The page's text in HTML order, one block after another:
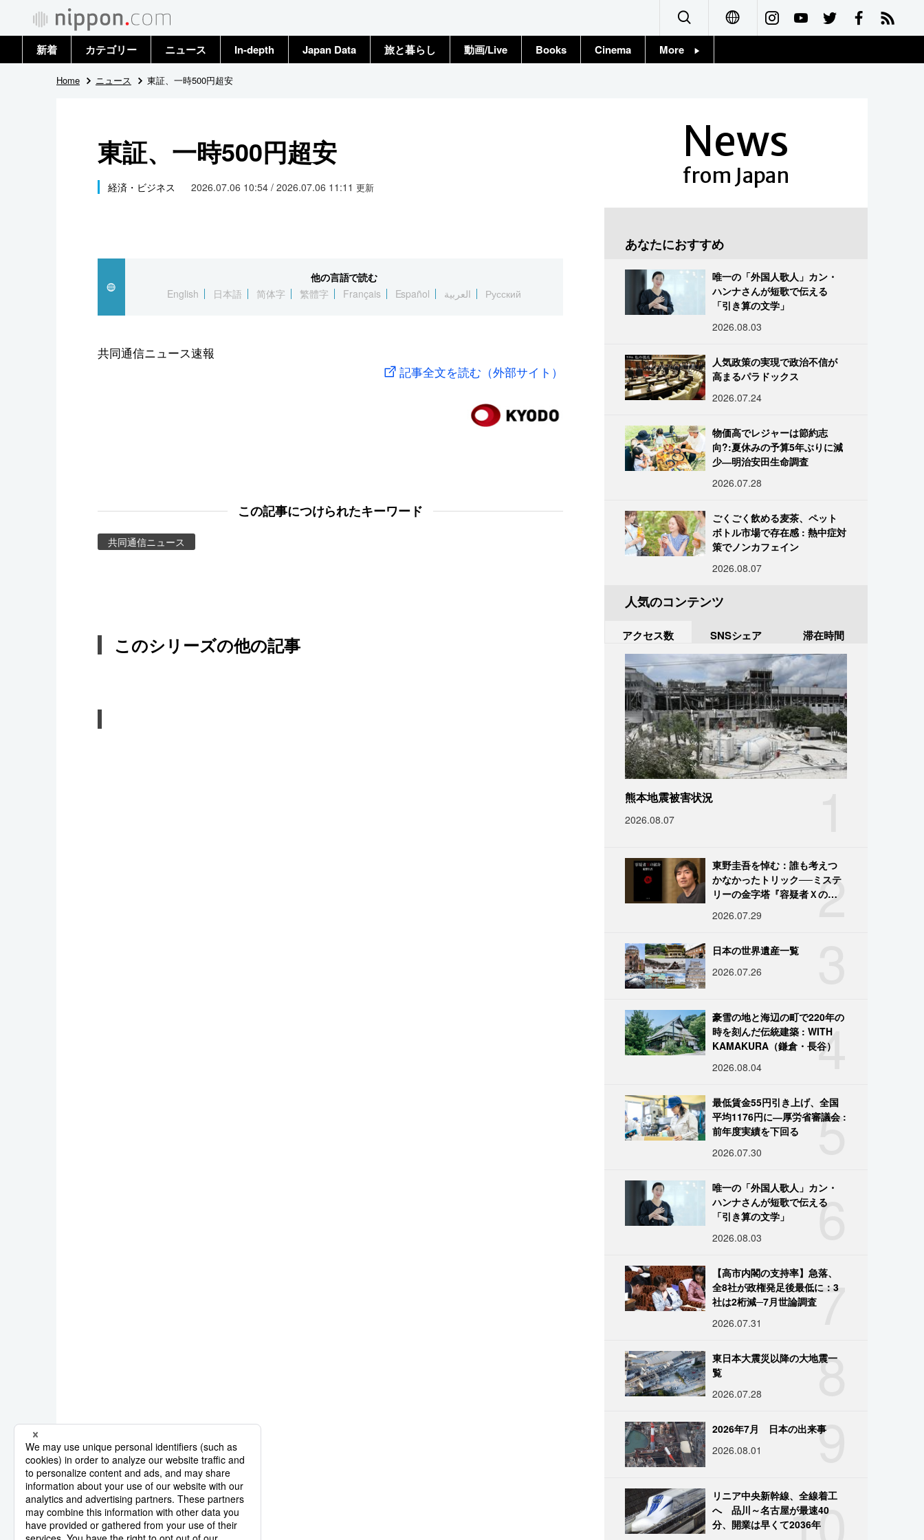
Français
新着 カテゴリー
政治・外交
国際
科学・技術
暮らし
ニュース
トップ
In-depth Japan Data 旅と暮らし 動画/Live Books Cinema More
Home ニュース 東証、一時500円超安
東証、一時500円超安
経済・ビジネス 2026.07.06 10:54 / 2026.07.06 11:11 更新
他の言語で読む
English
日本語 简体字 繁體字 Français Español العربية Русский
共同通信ニュース速報
記事全文を読む（外部サイト）
この記事につけられたキーワード
共同通信ニュース
このシリーズの他の記事
News
from Japan
あなたにおすすめ
唯一の「外国人歌人」カン・
ハンナさんが短歌で伝える
「引き算の文学」
2026.08.03
人気政策の実現で政治不信が
高まるパラドックス
2026.07.24
物価高でレジャーは節約志
向?:夏休みの予算5年ぶりに減
少―明治安田生命調査
2026.07.28
ごくごく飲める麦茶、ペット
ボトル市場で存在感 : 熱中症対
策でノンカフェイン
2026.08.07
人気のコンテンツ
アクセス数 SNSシェア 滞在時間
熊本地震被害状況
2026.08.07
2
東野圭吾を悼む：誰も考えつ
かなかったトリック──ミステ
リーの金字塔『容疑者Ｘの献
2026.07.29
日本の世界遺産一覧
2026.07.26
4
豪雪の地と海辺の町で220年の
時を刻んだ伝統建築 : WITH
KAMAKURA（鎌倉・長谷）
2026.08.04
5
最低賃金55円引き上げ、全国
平均1176円に―厚労省審議会 :
前年度実績を下回る
2026.07.30
6
唯一の「外国人歌人」カン・
ハンナさんが短歌で伝える
「引き算の文学」
2026.08.03
7
【高市内閣の支持率】急落、
全8社が政権発足後最低に：3
社は2桁減─7月世論調査
2026.07.31
8
東日本大震災以降の大地震一
覧
2026.07.28
9
2026年7月 日本の出来事
2026.08.01
10
リニア中央新幹線、全線着工
へ 品川～名古屋が最速40
分、開業は早くて2036年